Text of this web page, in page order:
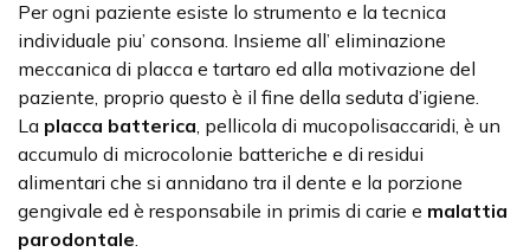
Per ogni paziente esiste lo strumento e la tecnica
individuale piu’ consona. Insieme all’ eliminazione
meccanica di placca e tartaro ed alla motivazione del
paziente, proprio questo è il fine della seduta d’igiene.
La placca batterica , pellicola di mucopolisaccaridi, è un
accumulo di microcolonie batteriche e di residui
alimentari che si annidano tra il dente e la porzione
gengivale ed è responsabile in primis di carie e malattia
parodontale